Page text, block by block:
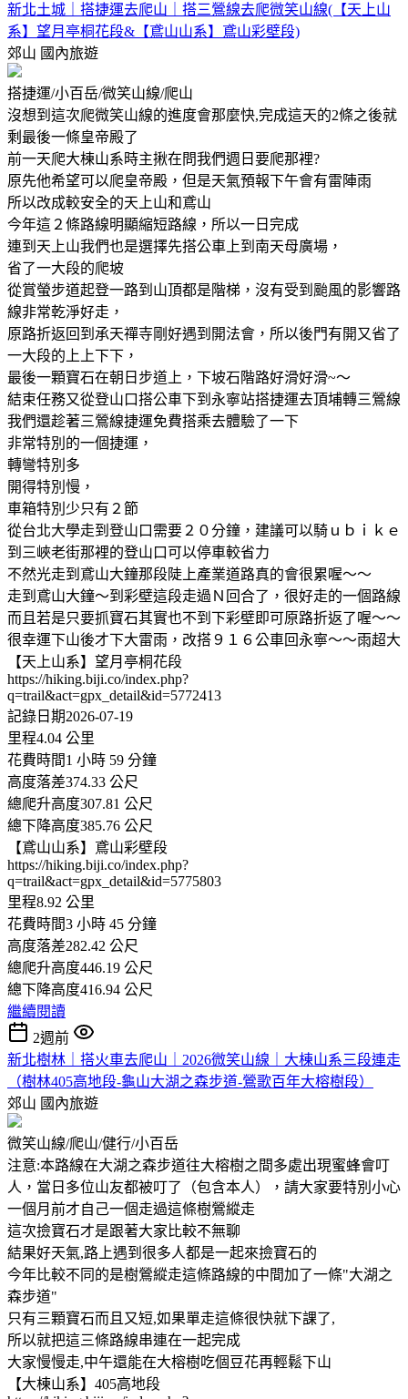
新北土城｜搭捷運去爬山｜搭三鶯線去爬微笑山線(【天上山
系】望月亭桐花段&【鳶山山系】鳶山彩壁段)
郊山 國內旅遊
搭捷運/小百岳/微笑山線/爬山
沒想到這次爬微笑山線的進度會那麼快,完成這天的2條之後就
剩最後一條皇帝殿了
前一天爬大棟山系時主揪在問我們週日要爬那裡?
原先他希望可以爬皇帝殿，但是天氣預報下午會有雷陣雨
所以改成較安全的天上山和鳶山
今年這２條路線明顯縮短路線，所以一日完成
連到天上山我們也是選擇先搭公車上到南天母廣場，
省了一大段的爬坡
從賞螢步道起登一路到山頂都是階梯，沒有受到颱風的影響路
線非常乾淨好走，
原路折返回到承天禪寺剛好遇到開法會，所以後門有開又省了
一大段的上上下下，
最後一顆寶石在朝日步道上，下坡石階路好滑好滑~～
結束任務又從登山口搭公車下到永寧站搭捷運去頂埔轉三鶯線
我們還趁著三鶯線捷運免費搭乘去體驗了一下
非常特別的一個捷運，
轉彎特別多
開得特別慢，
車箱特別少只有２節
從台北大學走到登山口需要２０分鐘，建議可以騎ｕｂｉｋｅ
到三峽老街那裡的登山口可以停車較省力
不然光走到鳶山大鐘那段陡上產業道路真的會很累喔～～
走到鳶山大鐘～到彩壁這段走過Ｎ回合了，很好走的一個路線
而且若是只要抓寶石其實也不到下彩壁即可原路折返了喔～～
很幸運下山後才下大雷雨，改搭９１６公車回永寧～～雨超大
【天上山系】望月亭桐花段
https://hiking.biji.co/index.php?
q=trail&act=gpx_detail&id=5772413
記錄日期2026-07-19
里程4.04 公里
花費時間1 小時 59 分鐘
高度落差374.33 公尺
總爬升高度307.81 公尺
總下降高度385.76 公尺
【鳶山山系】鳶山彩壁段
https://hiking.biji.co/index.php?
q=trail&act=gpx_detail&id=5775803
里程8.92 公里
花費時間3 小時 45 分鐘
高度落差282.42 公尺
總爬升高度446.19 公尺
總下降高度416.94 公尺
繼續閱讀
2週前
新北樹林｜搭火車去爬山｜2026微笑山線｜大棟山系三段連走
（樹林405高地段-龜山大湖之森步道-鶯歌百年大榕樹段）
郊山 國內旅遊
微笑山線/爬山/健行/小百岳
注意:本路線在大湖之森步道往大榕樹之間多處出現蜜蜂會叮
人，當日多位山友都被叮了（包含本人），請大家要特別小心
一個月前才自己一個走過這條樹鶯縱走
這次撿寶石才是跟著大家比較不無聊
結果好天氣,路上遇到很多人都是一起來撿寶石的
今年比較不同的是樹鶯縱走這條路線的中間加了一條"大湖之
森步道"
只有三顆寶石而且又短,如果單走這條很快就下課了,
所以就把這三條路線串連在一起完成
大家慢慢走,中午還能在大榕樹吃個豆花再輕鬆下山
【大棟山系】405高地段